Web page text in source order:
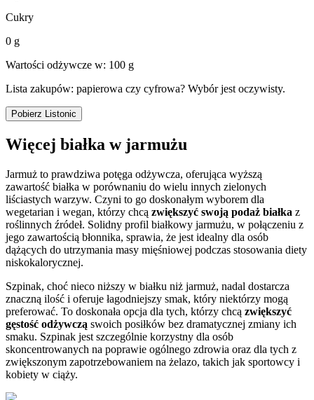
Cukry
0 g
Wartości odżywcze w: 100 g
Lista zakupów: papierowa czy cyfrowa? Wybór jest oczywisty.
Pobierz Listonic
Więcej białka w jarmużu
Jarmuż to prawdziwa potęga odżywcza, oferująca wyższą
zawartość białka w porównaniu do wielu innych zielonych
liściastych warzyw. Czyni to go doskonałym wyborem dla
wegetarian i wegan, którzy chcą zwiększyć swoją podaż białka z
roślinnych źródeł. Solidny profil białkowy jarmużu, w połączeniu z
jego zawartością błonnika, sprawia, że jest idealny dla osób
dążących do utrzymania masy mięśniowej podczas stosowania diety
niskokalorycznej.
Szpinak, choć nieco niższy w białku niż jarmuż, nadal dostarcza
znaczną ilość i oferuje łagodniejszy smak, który niektórzy mogą
preferować. To doskonała opcja dla tych, którzy chcą zwiększyć
gęstość odżywczą swoich posiłków bez dramatycznej zmiany ich
smaku. Szpinak jest szczególnie korzystny dla osób
skoncentrowanych na poprawie ogólnego zdrowia oraz dla tych z
zwiększonym zapotrzebowaniem na żelazo, takich jak sportowcy i
kobiety w ciąży.